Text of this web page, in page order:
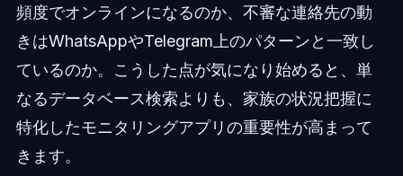
頻度でオンラインになるのか、不審な連絡先の動
きはWhatsAppやTelegram上のパターンと一致し
ているのか。こうした点が気になり始めると、単
なるデータベース検索よりも、家族の状況把握に
特化したモニタリングアプリの重要性が高まって
きます。